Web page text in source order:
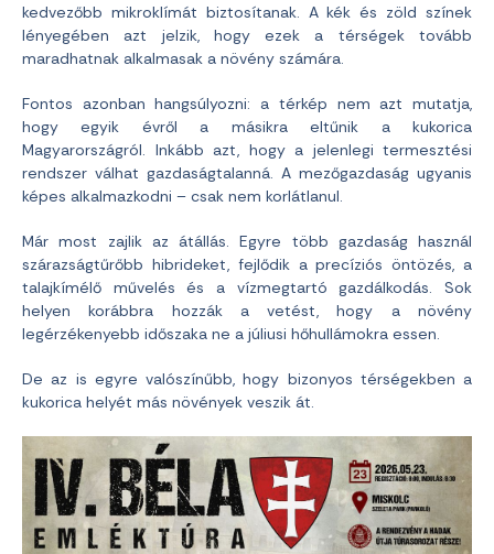
kedvezőbb mikroklímát biztosítanak. A kék és zöld színek
lényegében azt jelzik, hogy ezek a térségek tovább
maradhatnak alkalmasak a növény számára.
Fontos azonban hangsúlyozni: a térkép nem azt mutatja,
hogy egyik évről a másikra eltűnik a kukorica
Magyarországról. Inkább azt, hogy a jelenlegi termesztési
rendszer válhat gazdaságtalanná. A mezőgazdaság ugyanis
képes alkalmazkodni – csak nem korlátlanul.
Már most zajlik az átállás. Egyre több gazdaság használ
szárazságtűrőbb hibrideket, fejlődik a precíziós öntözés, a
talajkímélő művelés és a vízmegtartó gazdálkodás. Sok
helyen korábbra hozzák a vetést, hogy a növény
legérzékenyebb időszaka ne a júliusi hőhullámokra essen.
De az is egyre valószínűbb, hogy bizonyos térségekben a
kukorica helyét más növények veszik át.